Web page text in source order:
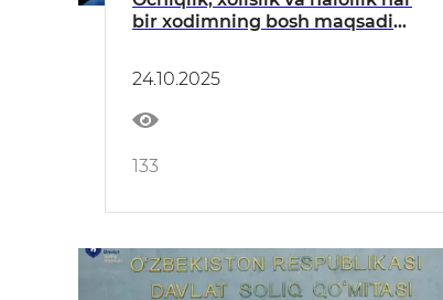
bir xodimning bosh maqsadi
24.10.2025
133